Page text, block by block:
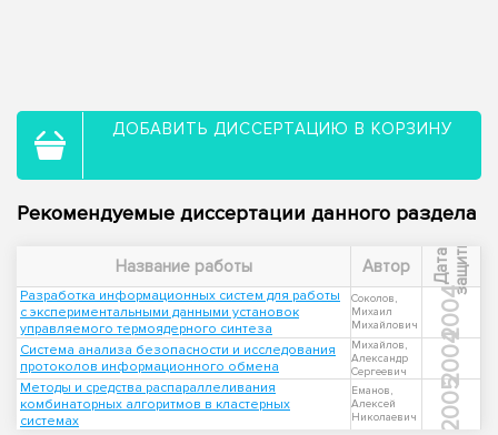
ДОБАВИТЬ ДИССЕРТАЦИЮ В КОРЗИНУ
Рекомендуемые диссертации данного раздела
Название работы Автор Д
а
т
а
з
а
щ
и
т ы
Разработка информационных систем для работы
с экспериментальными данными установок
управляемого термоядерного синтеза
Соколов,
Михаил
Михайлович
2004
Система анализа безопасности и исследования
протоколов информационного обмена
Михайлов,
Александр
Сергеевич
2004
Методы и средства распараллеливания
комбинаторных алгоритмов в кластерных
системах
Еманов,
Алексей
Николаевич
2005